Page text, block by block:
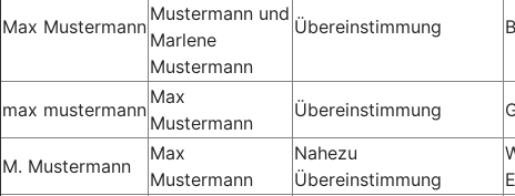
Max Mustermann
Mustermann und
Marlene
Mustermann
Übereinstimmung
max mustermann
Max
Mustermann
Übereinstimmung
M. Mustermann
Max
Mustermann
Nahezu
Übereinstimmung